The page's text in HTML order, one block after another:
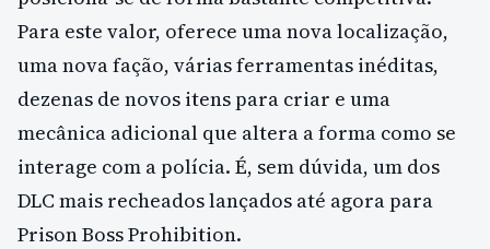
Para este valor, oferece uma nova localização,
uma nova fação, várias ferramentas inéditas,
dezenas de novos itens para criar e uma
mecânica adicional que altera a forma como se
interage com a polícia. É, sem dúvida, um dos
DLC mais recheados lançados até agora para
Prison Boss Prohibition.